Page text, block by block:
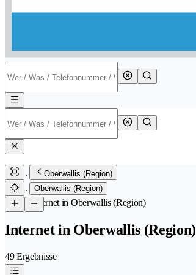
Oberwallis (Region)
Oberwallis (Region)
/Internet in Oberwallis (Region)
Internet in Oberwallis (Region)
49 Ergebnisse